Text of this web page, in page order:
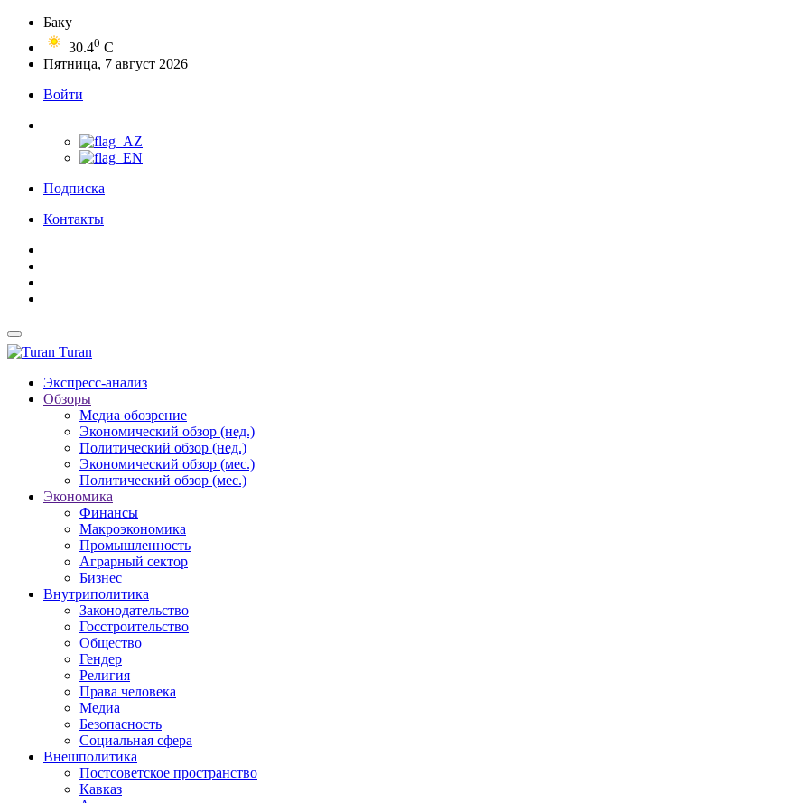
Баку
30.40 C
Пятница, 7 август 2026
Войти
Подписка
Контакты
Turan
Экспресс-анализ
Обзоры
Медиа обозрение
Экономический обзор (нед.)
Политический обзор (нед.)
Экономический обзор (мес.)
Политический обзор (мес.)
Экономика
Финансы
Макроэкономика
Промышленность
Аграрный сектор
Бизнес
Внутриполитика
Законодательство
Госстроительство
Общество
Гендер
Религия
Права человека
Медиа
Безопасность
Социальная сфера
Внешполитика
Постсоветское пространство
Кавказ